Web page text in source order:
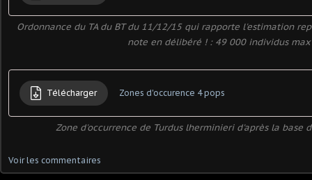
Ordonnance du TA du BT du 11/12/15 qui rapporte l'estimation
note en délibéré ! : 49 000 individus max
Télécharger Zones d'occurence 4 pops
Zone d'occurrence de Turdus lherminieri d'après la base
Voir les commentaires